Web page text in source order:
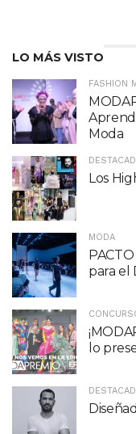
LO MÁS VISTO
FASHION
Moda
Los
MODA
para el
lo